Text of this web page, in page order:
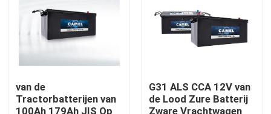
Fabrieksreis
Kwaliteitscontrole
Contacteer ons
van de
Tractorbatterijen van
100Ah 179Ah JIS Op
G31 ALS CCA 12V van
de Lood Zure Batterij
Zware Vrachtwagen